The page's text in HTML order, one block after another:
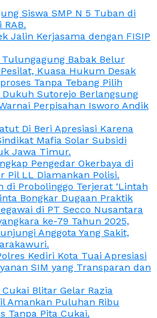
Siswa SMP N 5 Tuban di
Jalin Kerjasama dengan FISIP
Babak Belur
Kuasa Hukum Desak
Tanpa Tebang Pilih
Sutorejo Berlangsung
Perpisahan Isworo Andik
Di Beri Apresiasi Karena
Mafia Solar Subsidi
Jawa Timur.
Pengedar Okerbaya di
Pil LL Diamankan Polisi.
di Probolinggo Terjerat ‘Lintah
Bongkar Dugaan Praktik
di PT Secco Nusantara
ke-79 Tahun 2025,
Anggota Yang Sakit,
Kediri Kota Tuai Apresiasi
SIM yang Transparan dan
Blitar Gelar Razia
Amankan Puluhan Ribu
Tanpa Pita Cukai.